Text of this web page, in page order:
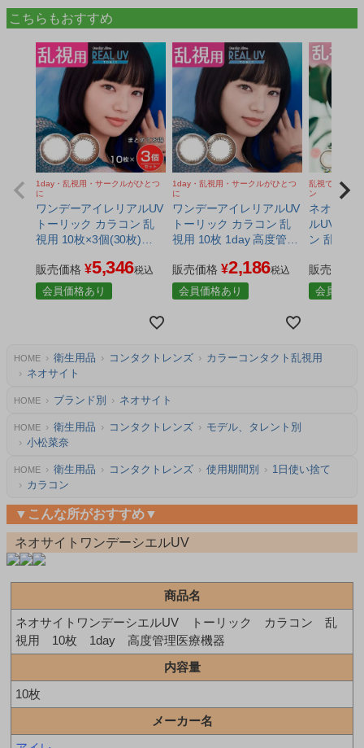
こちらもおすすめ
1day・乱視用・サークルがひとつ
に
ワンデーアイレリアルUV
トーリック カラコン 乱
視用 10枚×3個(30枚)
アイレ [小松菜奈/カラー
コンタクト] ※ネコポス
対応商品
販売価格 ¥5,346税込
会員価格あり
1day・乱視用・サークルがひとつ
に
ワンデーアイレリアルUV
トーリック カラコン 乱
視用 10枚 1day 高度管理
奈/カラーコンタクト] ※
ネコポス対応商品
販売価格 ¥2,186税込
会員価格あり
乱視でも安心
ン
ネオサイ
ルUV ト
ン 乱視用
機器 - ア
カラーコン
コポス対
販売価格
会員価格
HOME 衛生用品 コンタクトレンズ
カラーコンタクト乱視用
ネオサイト
HOME ブランド別 ネオサイト
HOME 衛生用品 コンタクトレンズ
モデル、タレント別
小松菜奈
HOME 衛生用品 コンタクトレンズ 使用期間別
1日使い捨て
カラコン
▼こんな所がおすすめ▼
ネオサイトワンデーシエルUV
商品名
ネオサイトワンデーシエルUV トーリック カラコン 乱
視用 10枚 1day 高度管理医療機器
内容量
10枚
メーカー名